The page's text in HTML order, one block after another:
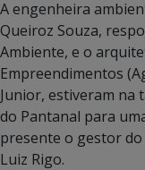
A engenheira
Queiroz Souza,
Ambiente, e o
Empreendimentos
Junior, estiveram na
do Pantanal para
presente o gestor do
Luiz Rigo.